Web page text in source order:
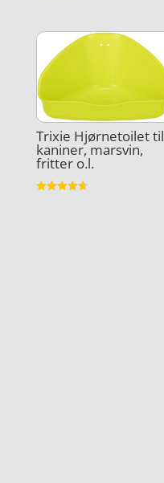
Trixie Hjørnetoilet til
kaniner, marsvin,
fritter o.l.